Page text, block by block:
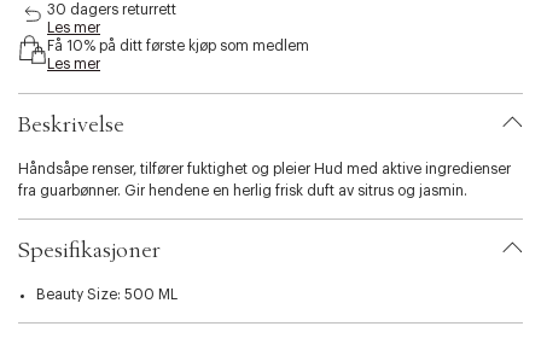
b
i
t
.
v
a
r
i
i
30 dagers returrett
Les mer
Få 10% på ditt første kjøp som medlem
Les mer
Beskrivelse
Håndsåpe renser, tilfører fuktighet og pleier Hud med aktive ingredienser
fra guarbønner. Gir hendene en herlig frisk duft av sitrus og jasmin.
Spesifikasjoner
Beauty Size: 500 ML